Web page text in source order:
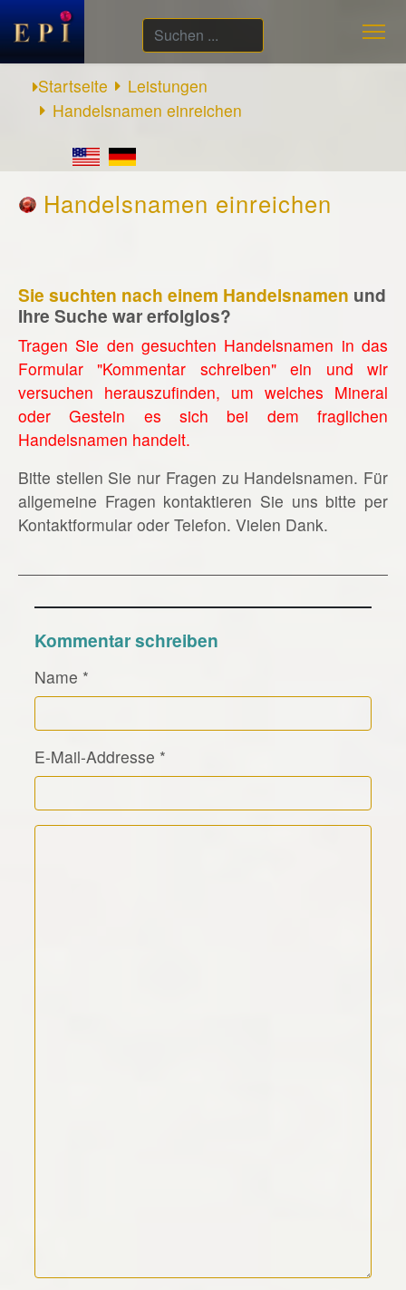
Suchen
...
Startseite
Leistungen
Handelsnamen einreichen
Handelsnamen einreichen
Sie suchten nach einem Handelsnamen und
Ihre Suche war erfolglos?
Tragen Sie den gesuchten Handelsnamen in das
Formular "Kommentar schreiben" ein und wir
versuchen herauszufinden, um welches Mineral
oder Gestein es sich bei dem fraglichen
Handelsnamen handelt.
Bitte stellen Sie nur Fragen zu Handelsnamen. Für
allgemeine Fragen kontaktieren Sie uns bitte per
Kontaktformular oder Telefon. Vielen Dank.
Kommentar schreiben
Name *
E-Mail-Addresse *
Kommentar Text